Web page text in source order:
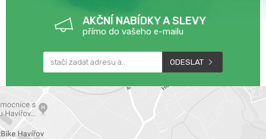
AKČNÍ NABÍDKY A SLEVY
přímo do vašeho e-mailu
ODESLAT